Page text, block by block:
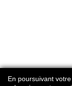
En poursuivant